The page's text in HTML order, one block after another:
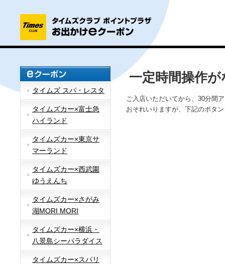
タイムズ スパ・レスタ
タイムズカー×富士急
ハイランド
タイムズカー×東京サ
マーランド
タイムズカー×西武園
ゆうえんち
タイムズカー×さがみ
湖MORI MORI
タイムズカー×横浜・
八景島シーパラダイス
タイムズカー×スパリ
一定時間操作
ご入店いただいてから、30分間
おそれいりますが、下記のボタ